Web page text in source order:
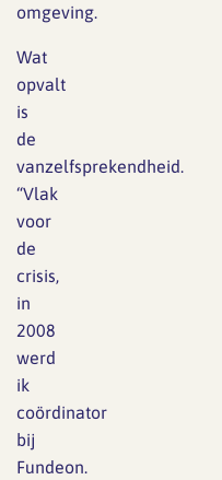
omgeving.
Wat
opvalt
is
de
vanzelfsprekendheid.
“Vlak
voor
de
crisis,
in
2008
werd
ik
coördinator
bij
Fundeon.